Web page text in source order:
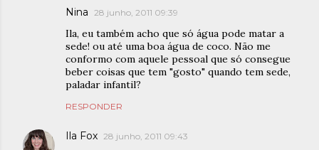
Nina 28 junho, 2011 09:39
Ila, eu também acho que só água pode matar a
sede! ou até uma boa água de coco. Não me
conformo com aquele pessoal que só consegue
beber coisas que tem "gosto" quando tem sede,
paladar infantil?
RESPONDER
Ila Fox 28 junho, 2011 09:43